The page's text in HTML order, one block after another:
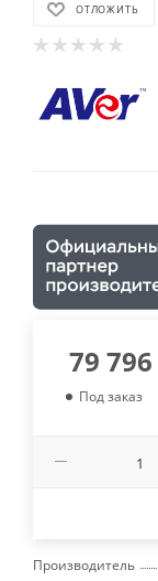
ОТЛОЖИТЬ
79 796
Под заказ
Производитель